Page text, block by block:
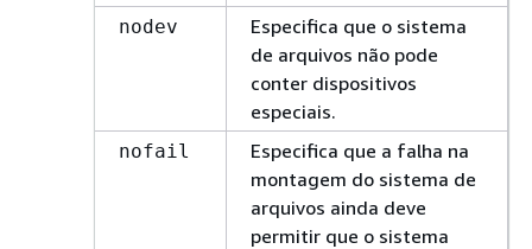
nodev
Especifica que o sistema
de arquivos não pode
conter dispositivos
especiais.
nofail
Especifica que a falha na
montagem do sistema de
arquivos ainda deve
permitir que o sistema